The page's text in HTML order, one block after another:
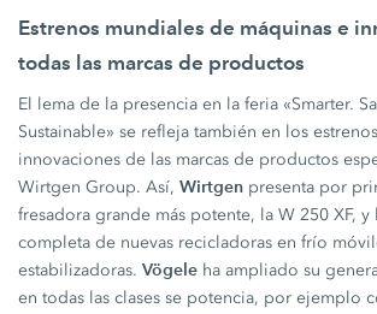
Estrenos mundiales de máquinas e
todas las marcas de productos
El lema de la presencia en la feria «Smarter.
Sustainable» se refleja también en los
innovaciones de las marcas de productos
Wirtgen Group. Así,Wirtgen presenta por
fresadora grande más potente, la W 250 XF, y
completa de nuevas recicladoras en frío
estabilizadoras.Vögele ha ampliado su
en todas las clases se potencia, por ejemplo